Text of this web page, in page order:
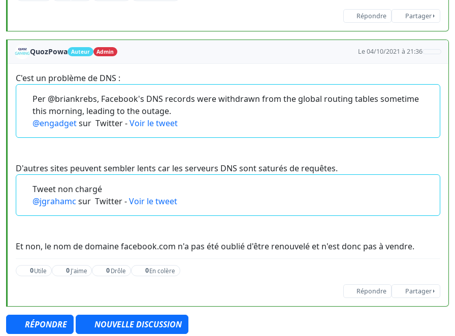
Répondre Partager
QuozPowa Auteur Admin Le 04/10/2021 à 21:36
C'est un problème de DNS :
Per @briankrebs, Facebook's DNS records were withdrawn from the global routing tables sometime
this morning, leading to the outage.
@engadgetsur Twitter -Voir le tweet
D'autres sites peuvent sembler lents car les serveurs DNS sont saturés de requêtes.
Tweet non chargé
@jgrahamc sur Twitter -Voir le tweet
Et non, le nom de domaine facebook.com n'a pas été oublié d'être renouvelé et n'est donc pas à vendre.
0Utile 0 J'aime 0 Drôle 0En colère
Répondre Partager
RÉPONDRE NOUVELLE DISCUSSION